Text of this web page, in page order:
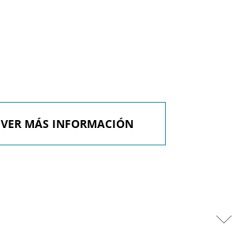
VER MÁS INFORMACIÓN